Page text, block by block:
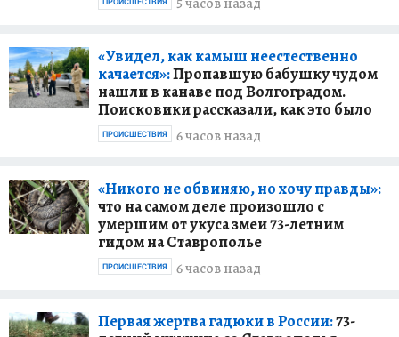
ПРОИСШЕСТВИЯ
«Увидел, как камыш неестественно
качается»:Пропавшую бабушку чудом
нашли в канаве под Волгоградом.
Поисковики рассказали, как это было
6 часов назад
ПРОИСШЕСТВИЯ
«Никого не обвиняю, но хочу правды»:
что на самом деле произошло с
умершим от укуса змеи 73-летним
гидом на Ставрополье
6 часов назад
ПРОИСШЕСТВИЯ
Первая жертва гадюки в России:73-